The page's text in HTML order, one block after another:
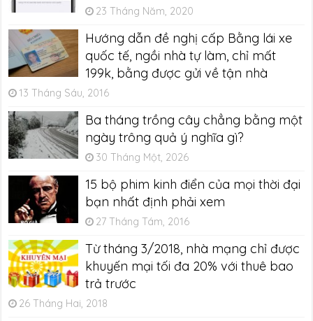
23 Tháng Năm, 2020
Hướng dẫn đề nghị cấp Bằng lái xe
quốc tế, ngồi nhà tự làm, chỉ mất
199k, bằng được gửi về tận nhà
13 Tháng Sáu, 2016
Ba tháng trồng cây chẳng bằng một
ngày trông quả ý nghĩa gì?
30 Tháng Một, 2026
15 bộ phim kinh điển của mọi thời đại
bạn nhất định phải xem
27 Tháng Tám, 2016
Từ tháng 3/2018, nhà mạng chỉ được
khuyến mại tối đa 20% với thuê bao
trả trước
26 Tháng Hai, 2018